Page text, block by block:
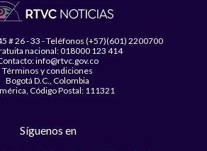
# 26 - 33 - Teléfonos (+57)(601) 2200700
nacional: 018000 123 414
info@rtvc.gov.co
Términos y condiciones
Bogotá D.C., Colombia
Código Postal: 111321
Síguenos en